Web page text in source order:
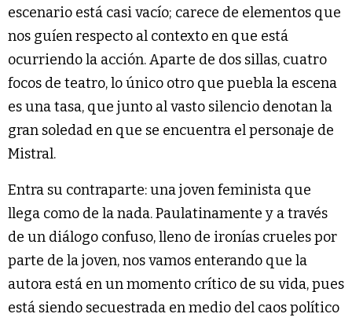
escenario está casi vacío; carece de elementos que
nos guíen respecto al contexto en que está
ocurriendo la acción. Aparte de dos sillas, cuatro
focos de teatro, lo único otro que puebla la escena
es una tasa, que junto al vasto silencio denotan la
gran soledad en que se encuentra el personaje de
Mistral.
Entra su contraparte: una joven feminista que
llega como de la nada. Paulatinamente y a través
de un diálogo confuso, lleno de ironías crueles por
parte de la joven, nos vamos enterando que la
autora está en un momento crítico de su vida, pues
está siendo secuestrada en medio del caos político